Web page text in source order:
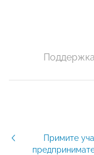
Примите